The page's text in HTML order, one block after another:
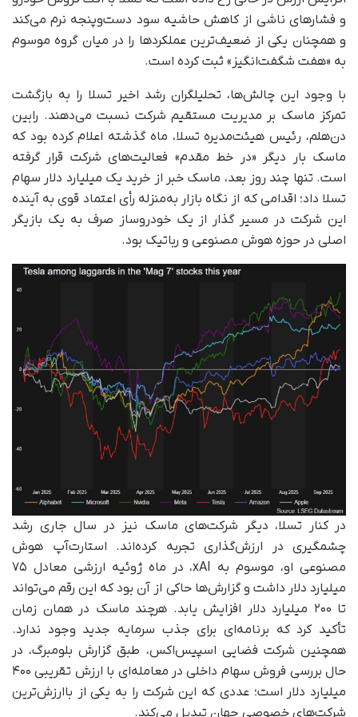
و فشارهای ناشی از کاهش حاشیه سود دست‌وپنجه نرم می‌کند
و همچنان یکی از ضعیف‌ترین عملکردها را در میان گروه موسوم
به «هفت شگفت‌انگیز» ثبت کرده است.
با وجود این چالش‌ها، تحلیلگران رشد اخیر تسلا را به بازگشت
تمرکز ماسک بر مدیریت مستقیم شرکت نسبت می‌دهند. رابین
دن‌هلم، رئیس هیئت‌مدیره تسلا، ماه گذشته اعلام کرده بود که
ماسک بار دیگر «در خط مقدم» فعالیت‌های شرکت قرار گرفته
است. تنها چند روز بعد، ماسک خبر از خرید یک میلیارد دلار سهام
تسلا داد؛ اقدامی که از نگاه بازار به‌منزله رأی اعتماد قوی به آینده
این شرکت در مسیر گذار از یک خودروساز صرف به یک بازیگر
اصلی در حوزه هوش مصنوعی و رباتیک بود.
در کنار تسلا، دیگر شرکت‌های ماسک نیز در سال جاری رشد
چشمگیری در ارزش‌گذاری تجربه کرده‌اند. استارت‌آپ هوش
مصنوعی او، موسوم به xAI، در ماه ژوئیه ارزشی معادل ۷۵
میلیارد دلار داشت و گزارش‌ها حاکی از آن بود که این رقم می‌تواند
تا ۲۰۰ میلیارد دلار افزایش یابد. هرچند ماسک در همان زمان
تأکید کرد که برنامه‌ای برای جذب سرمایه جدید وجود ندارد.
همچنین شرکت فضایی اسپیس‌اکس، طبق گزارش بلومبرگ، در
حال بررسی فروش سهام داخلی در معامله‌ای با ارزش تقریبی ۴۰۰
میلیارد دلار است؛ عددی که این شرکت را به یکی از باارزش‌ترین
شرکت‌های خصوصی جهان تبدیل می‌کند.